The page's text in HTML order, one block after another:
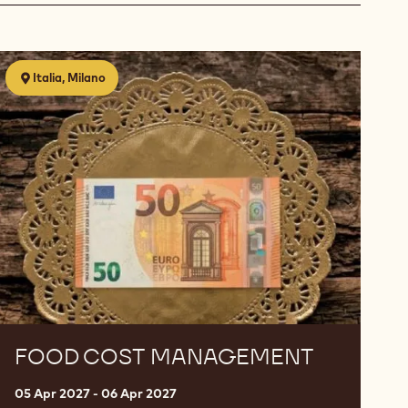
Italia, Milano
FOOD COST MANAGEMENT
05 Apr 2027 - 06 Apr 2027